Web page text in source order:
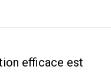
efficace est